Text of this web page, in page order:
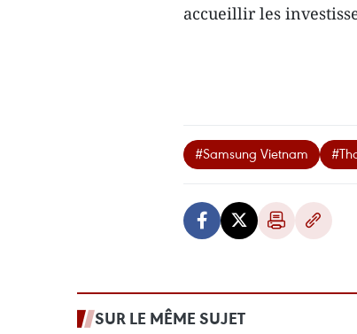
accueillir les
#Samsung Vietnam
SUR LE MÊME SUJET